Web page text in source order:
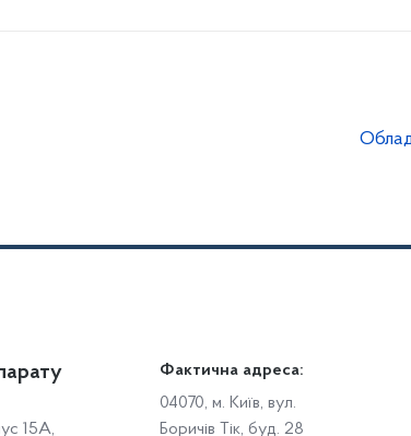
Громадянам
Доступ до публічної інформації
Звіти щодо роботи із запитами на отримання публічної
15А,
Фактична адреса:
04070, м. Київ, вул.
Боричів Тік, буд. 28